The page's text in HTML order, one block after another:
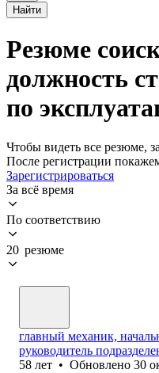
Найти
Резюме
должность
по
Чтобы видеть все резюме,
После регистрации
Зарегистрироваться
За всё время
По соответствию
20 резюме
главный механик,
руководитель
58 лет • Обновлено 30